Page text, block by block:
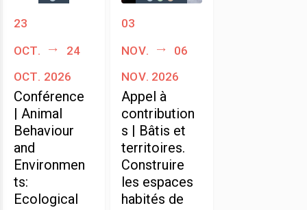
23
oct.
24
oct. 2026
Conférence
| Animal
Behaviour
and
Environmen
ts:
Ecological
03
nov.
06
nov. 2026
Appel à
contribution
s | Bâtis et
territoires.
Construire
les espaces
habités de